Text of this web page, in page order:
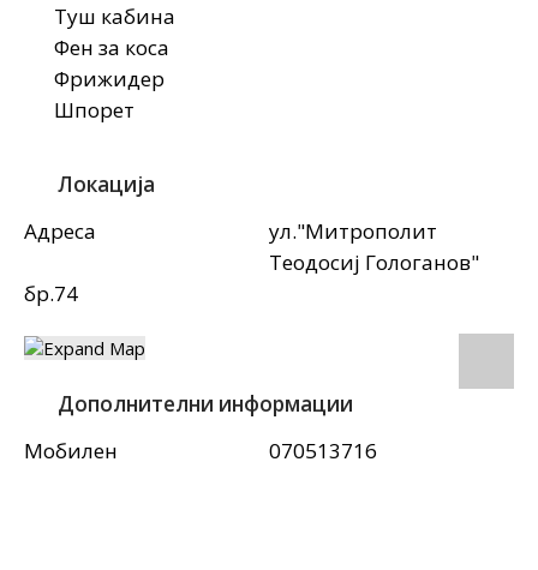
Туш кабина
Фен за коса
Фрижидер
Шпорет
Локација
Адреса
ул."Митрополит
Теодосиј Гологанов"
бр.74
Дополнителни информации
Мобилен
070513716